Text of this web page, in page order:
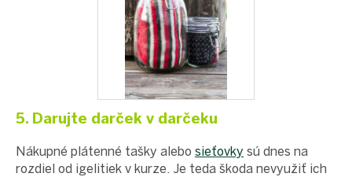
5. Darujte darček v darčeku
Nákupné plátenné tašky alebo sieťovky sú dnes na
rozdiel od igelitiek v kurze. Je teda škoda nevyužiť ich